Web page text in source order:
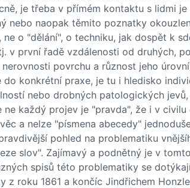
je třeba v přímém kontaktu s lidmi
nebo naopak těmito poznatky
o "dělání", o techniku, jak dospět k
v první řadě vzdálenosti od druhých,
povrchu a různost jeho
konkrétní praxe, je tu i hledisko
nebo drobných patologických
každý projev je "pravda", že i v
a nelze "písmena abecedy"
pohled na problematiku
slov". Zajímavý a podnětný je v
spisů této problematiky se
z roku 1861 a končíc Jindřichem